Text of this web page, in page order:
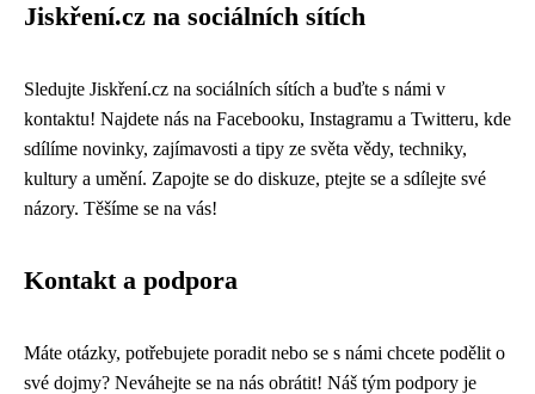
Jiskření.cz na sociálních sítích
Sledujte Jiskření.cz na sociálních sítích a buďte s námi v
kontaktu! Najdete nás na Facebooku, Instagramu a Twitteru, kde
sdílíme novinky, zajímavosti a tipy ze světa vědy, techniky,
kultury a umění. Zapojte se do diskuze, ptejte se a sdílejte své
názory. Těšíme se na vás!
Kontakt a podpora
Máte otázky, potřebujete poradit nebo se s námi chcete podělit o
své dojmy? Neváhejte se na nás obrátit! Náš tým podpory je